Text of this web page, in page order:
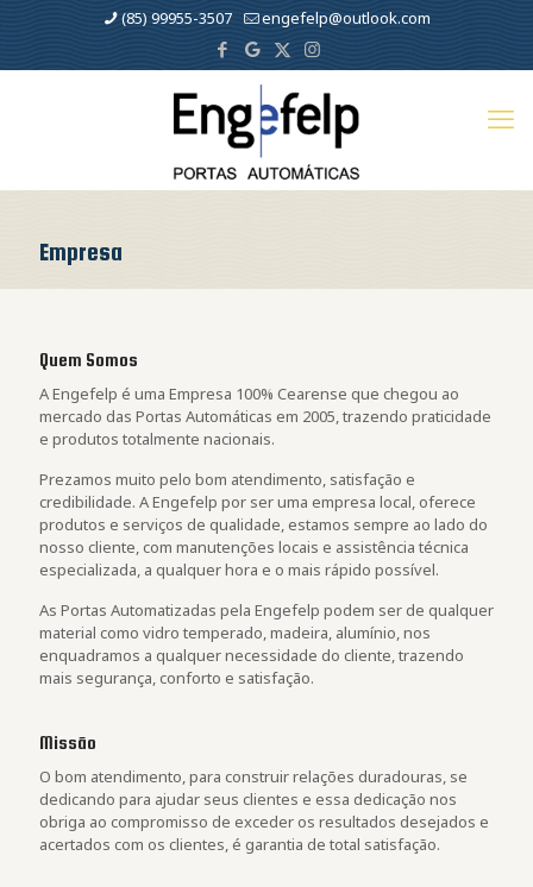
(85) 99955-3507 engefelp@outlook.com
Empresa
Quem Somos
A Engefelp é uma Empresa 100% Cearense que chegou ao
mercado das Portas Automáticas em 2005, trazendo praticidade
e produtos totalmente nacionais.
Prezamos muito pelo bom atendimento, satisfação e
credibilidade. A Engefelp por ser uma empresa local, oferece
produtos e serviços de qualidade, estamos sempre ao lado do
nosso cliente, com manutenções locais e assistência técnica
especializada, a qualquer hora e o mais rápido possível.
As Portas Automatizadas pela Engefelp podem ser de qualquer
material como vidro temperado, madeira, alumínio, nos
enquadramos a qualquer necessidade do cliente, trazendo
mais segurança, conforto e satisfação.
Missão
O bom atendimento, para construir relações duradouras, se
dedicando para ajudar seus clientes e essa dedicação nos
obriga ao compromisso de exceder os resultados desejados e
acertados com os clientes, é garantia de total satisfação.